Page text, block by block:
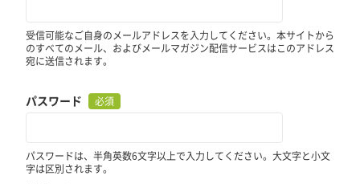
受信可能なご自身のメールアドレスを入力してください。本サイトから
のすべてのメール、およびメールマガジン配信サービスはこのアドレス
宛に送信されます。
パスワード 必須
パスワードは、半角英数6文字以上で入力してください。大文字と小文
字は区別されます。